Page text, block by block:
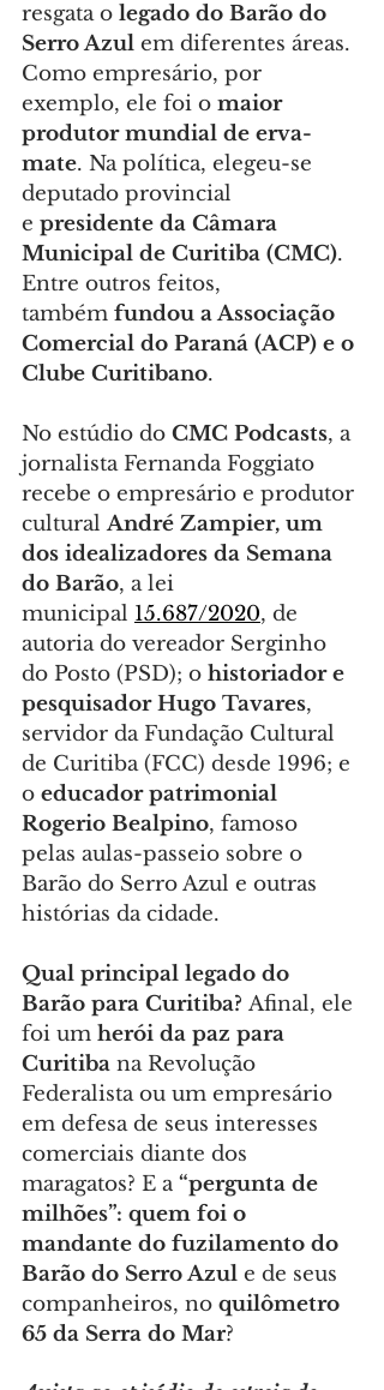
resgata o legado do Barão do
Serro Azul em diferentes áreas.
Como empresário, por
exemplo, ele foi o maior
produtor mundial de erva-
mate. Na política, elegeu-se
deputado provincial
e presidente da Câmara
Municipal de Curitiba (CMC).
Entre outros feitos,
também fundou a Associação
Comercial do Paraná (ACP) e o
Clube Curitibano.
No estúdio do CMC Podcasts, a
jornalista Fernanda Foggiato
recebe o empresário e produtor
cultural André Zampier, um
dos idealizadores da Semana
do Barão, a lei
municipal 15.687/2020, de
autoria do vereador Serginho
do Posto (PSD); o historiador e
pesquisador Hugo Tavares,
servidor da Fundação Cultural
de Curitiba (FCC) desde 1996; e
o educador patrimonial
Rogerio Bealpino, famoso
pelas aulas-passeio sobre o
Barão do Serro Azul e outras
histórias da cidade.
Qual principal legado do
Barão para Curitiba? Afinal, ele
foi um herói da paz para
Curitiba na Revolução
Federalista ou um empresário
em defesa de seus interesses
comerciais diante dos
maragatos? E a “pergunta de
milhões”: quem foi o
mandante do fuzilamento do
Barão do Serro Azul e de seus
companheiros, no quilômetro
65 da Serra do Mar?